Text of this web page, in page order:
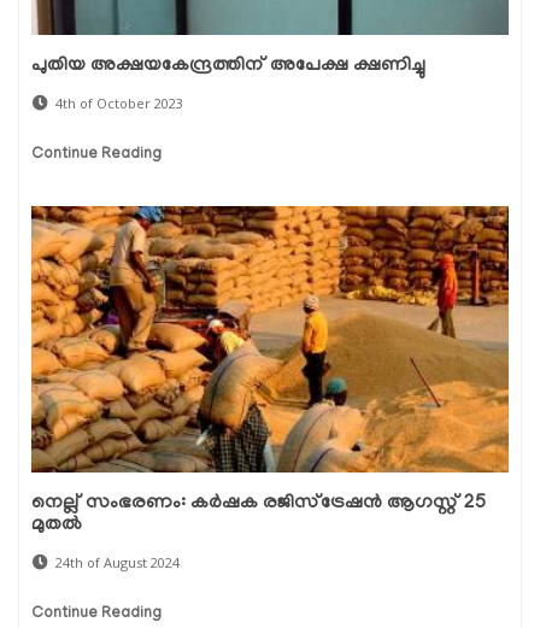
പുതിയ അക്ഷയകേന്ദ്രത്തിന് അപേക്ഷ ക്ഷണിച്ചു
4th of October 2023
Continue Reading
നെല്ല് സംഭരണം: കർഷക രജിസ്‌ട്രേഷൻ ആഗസ്റ്റ് 25
മുതൽ
24th of August 2024
Continue Reading